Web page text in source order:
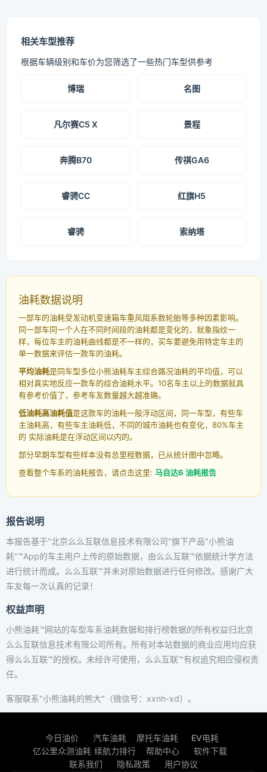
相关车型推荐
根据车辆级别和车价为您筛选了一些热门车型供参考
博瑞 名图
凡尔赛C5 X 景程
奔腾B70 传祺GA6
睿骋CC 红旗H5
睿骋 索纳塔
油耗数据说明
一部车的油耗受发动机变速箱车重风阻系数轮胎等多种因素影响。
同一部车同一个人在不同时间段的油耗都是变化的，就象指纹一
样，每位车主的油耗曲线都是不一样的，买车要避免用特定车主的
单一数据来评估一款车的油耗。
平均油耗是同车型多位小熊油耗车主综合路况油耗的平均值，可以
相对真实地反应一款车的综合油耗水平。10名车主以上的数据就具
有参考价值了，参考车友数量越大越准确。
低油耗高油耗值是这款车的油耗一般浮动区间，同一车型，有些车
主油耗高，有些车主油耗低，不同的城市油耗也有变化，80%车主
的 实际油耗是在浮动区间以内的。
部分早期车型有些样本没有总里程数据，已从统计图中忽略。
查看整个车系的油耗报告，请点击这里: 马自达6 油耗报告
报告说明
本报告基于"北京么么互联信息技术有限公司"旗下产品"小熊油
耗"™App的车主用户上传的原始数据，由么么互联™依据统计学方法
进行统计而成。么么互联™并未对原始数据进行任何修改。感谢广大
车友每一次认真的记录！
权益声明
小熊油耗™网站的车型车系油耗数据和排行榜数据的所有权益归北京
么么互联信息技术有限公司所有。所有对本站数据的商业应用均应获
得么么互联™的授权。未经许可使用，么么互联™有权追究相应侵权责
任。
客服联系"小熊油耗的熊大"（微信号：xxnh-xd）。
今日油价 汽车油耗 摩托车油耗
EV电耗
亿公里众测油耗 续航力排行 帮助中心
软件下载
联系我们
隐私政策 用户协议